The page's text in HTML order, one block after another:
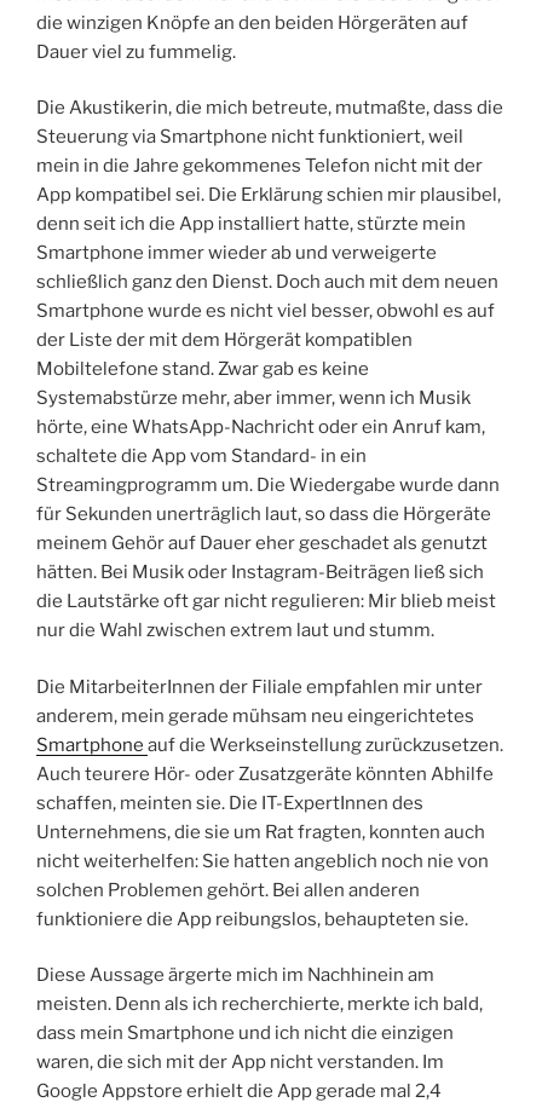
die winzigen Knöpfe an den beiden Hörgeräten auf
Dauer viel zu fummelig.
Die Akustikerin, die mich betreute, mutmaßte, dass die
Steuerung via Smartphone nicht funktioniert, weil
mein in die Jahre gekommenes Telefon nicht mit der
App kompatibel sei. Die Erklärung schien mir plausibel,
denn seit ich die App installiert hatte, stürzte mein
Smartphone immer wieder ab und verweigerte
schließlich ganz den Dienst. Doch auch mit dem neuen
Smartphone wurde es nicht viel besser, obwohl es auf
der Liste der mit dem Hörgerät kompatiblen
Mobiltelefone stand. Zwar gab es keine
Systemabstürze mehr, aber immer, wenn ich Musik
hörte, eine WhatsApp-Nachricht oder ein Anruf kam,
schaltete die App vom Standard- in ein
Streamingprogramm um. Die Wiedergabe wurde dann
für Sekunden unerträglich laut, so dass die Hörgeräte
meinem Gehör auf Dauer eher geschadet als genutzt
hätten. Bei Musik oder Instagram-Beiträgen ließ sich
die Lautstärke oft gar nicht regulieren: Mir blieb meist
nur die Wahl zwischen extrem laut und stumm.
Die MitarbeiterInnen der Filiale empfahlen mir unter
anderem, mein gerade mühsam neu eingerichtetes
Smartphone auf die Werkseinstellung zurückzusetzen.
Auch teurere Hör- oder Zusatzgeräte könnten Abhilfe
schaffen, meinten sie. Die IT-ExpertInnen des
Unternehmens, die sie um Rat fragten, konnten auch
nicht weiterhelfen: Sie hatten angeblich noch nie von
solchen Problemen gehört. Bei allen anderen
funktioniere die App reibungslos, behaupteten sie.
Diese Aussage ärgerte mich im Nachhinein am
meisten. Denn als ich recherchierte, merkte ich bald,
dass mein Smartphone und ich nicht die einzigen
waren, die sich mit der App nicht verstanden. Im
Google Appstore erhielt die App gerade mal 2,4